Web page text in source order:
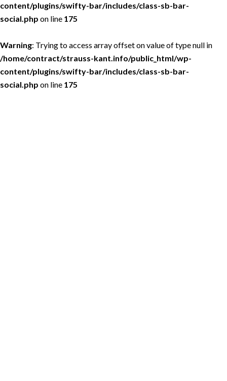
content/plugins/swifty-bar/includes/class-sb-bar-
social.php on line 175
Warning: Trying to access array offset on value of type null in
/home/contract/strauss-kant.info/public_html/wp-
content/plugins/swifty-bar/includes/class-sb-bar-
social.php on line 175